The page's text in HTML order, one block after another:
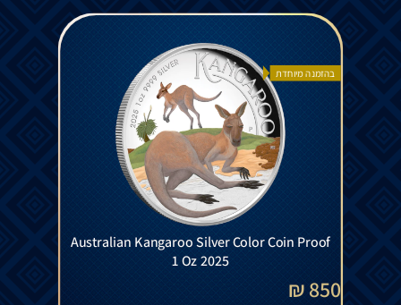
בהזמנה מיוחדת
Australian Kangaroo Silver Color Coin Proof
1 Oz 2025
850 ₪